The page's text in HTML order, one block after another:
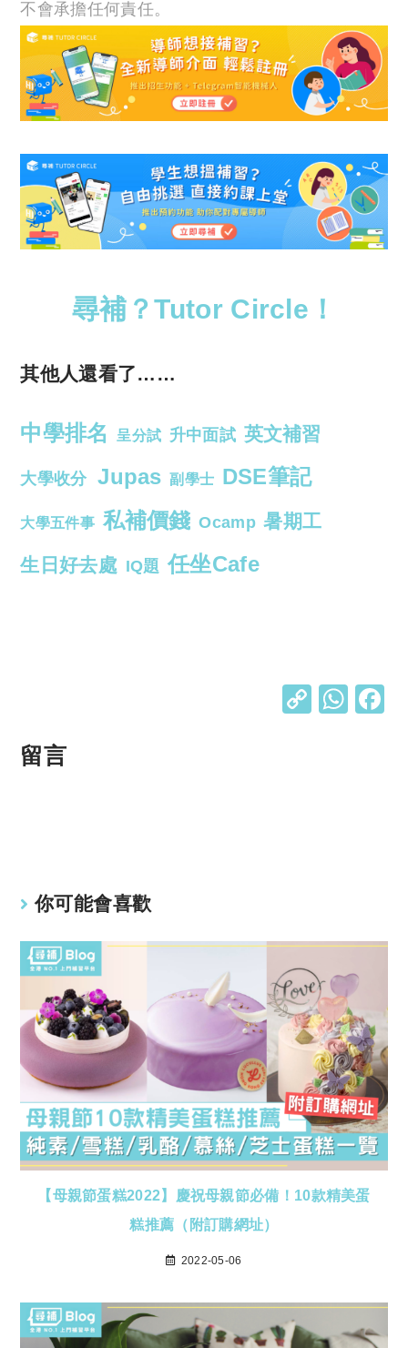
不會承擔任何責任。
尋補？Tutor Circle！
其他人還看了……
中學排名 呈分試 升中面試 英文補習
大學收分 Jupas 副學士 DSE筆記
大學五件事 私補價錢 Ocamp 暑期工
生日好去處 IQ題 任坐Cafe
C W
留言
你可能會喜歡
【母親節蛋糕2022】慶祝母親節必備！10款精美蛋
糕推薦（附訂購網址）
2022-05-06